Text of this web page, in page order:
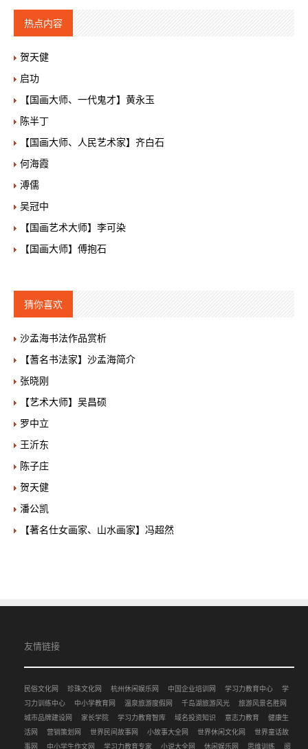
热点内容
贺天健
启功
【国画大师、一代鬼才】黄永玉
陈半丁
【国画大师、人民艺术家】齐白石
何海霞
溥儒
吴冠中
【国画艺术大师】李可染
【国画大师】傅抱石
猜你喜欢
沙孟海书法作品赏析
【蓍名书法家】沙孟海简介
张晓刚
【艺术大师】吴昌硕
罗中立
王沂东
陈子庄
贺天健
潘公凯
【著名仕女画家、山水画家】冯超然
友情链接
民俗文化网 珍珠文化网 杭州休闲娱乐网 中国企业培训网 学习力教育中心
学
习力训练中心
中小学教育网 温泉旅游度假网 千岛湖旅游风光
旅游风景名胜网
城市品牌建设网
家长学院 学习力教育智库 域名投资知识 意志力教育
健康生
活网
营销策划网 世界民间故事网 小故事大全网 世界休闲文化网
世界童话故
事网
中小学生作文网 学习力教育专家 小说大全网 休闲娱乐网 思维训练 阅